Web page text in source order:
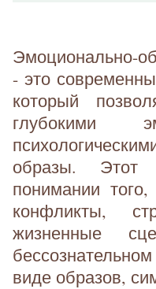
Эмоционально-
- это
который
глубокими
образы.
понимании
конфликты,
жизненные
виде образов,